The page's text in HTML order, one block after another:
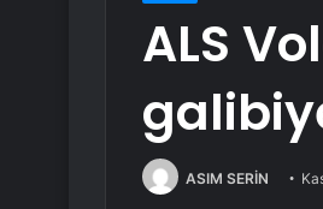
ALS
ASIM SERİN